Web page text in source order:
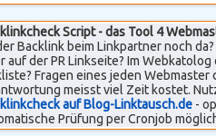
Script - das Tool 4
Backlink beim Linkpartner noch
auf der PR Linkseite? Im Webkatolog
Fragen eines jeden Webmaster
meisst viel Zeit kostet.
auf Blog-Linktausch.de-
Prüfung per Cronjob